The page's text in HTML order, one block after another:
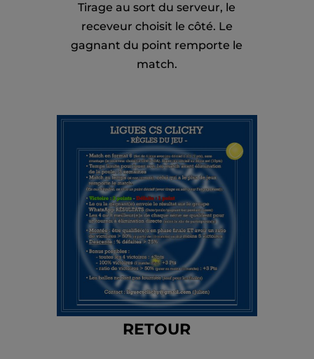
Tirage au sort du serveur, le
receveur choisit le côté. Le
gagnant du point remporte le
match.
RETOUR